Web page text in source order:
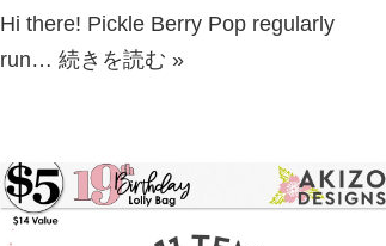
Hi there! Pickle Berry Pop regularly
run… 続きを読む »